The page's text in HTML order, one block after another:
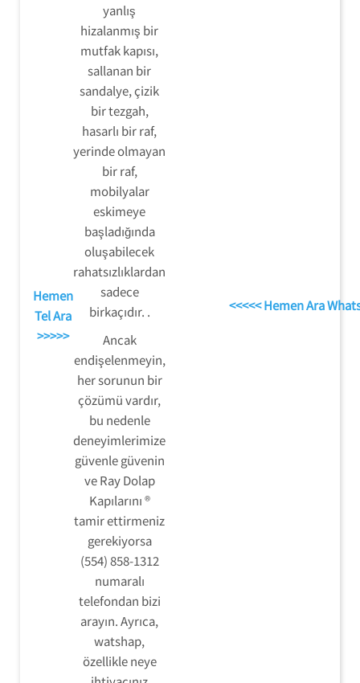
Hemen
Tel Ara
>>>>>
yanlış
hizalanmış bir
mutfak kapısı,
sallanan bir
sandalye, çizik
bir tezgah,
hasarlı bir raf,
yerinde olmayan
bir raf,
mobilyalar
eskimeye
başladığında
oluşabilecek
rahatsızlıklardan
sadece
birkaçıdır. .
Ancak
endişelenmeyin,
her sorunun bir
çözümü vardır,
bu nedenle
deneyimlerimize
güvenle güvenin
ve Ray Dolap
Kapılarını ®
tamir ettirmeniz
gerekiyorsa
(554) 858-1312
numaralı
telefondan bizi
arayın. Ayrıca,
watshap,
özellikle neye
<<<<< Hemen Ara